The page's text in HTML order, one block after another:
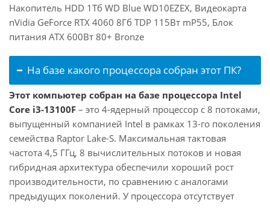
Накопитель HDD 1Тб WD Blue WD10EZEX, Видеокарта
nVidia GeForce RTX 4060 8Гб TDP 115Вт mP55, Блок
питания ATX 600Вт 80+ Bronze
На базе какого процессора собран этот ПК?
Этот компьютер собран на базе процессора Intel
Core i3-13100F – это 4-ядерный процессор с 8 потоками,
выпущенный компанией Intel в рамках 13-го поколения
семейства Raptor Lake-S. Максимальная тактовая
частота 4,5 ГГц, 8 вычислительных потоков и новая
гибридная архитектура обеспечили хороший рост
производительности, по сравнению с аналогами
предыдущих поколений. У процессора отсутствует